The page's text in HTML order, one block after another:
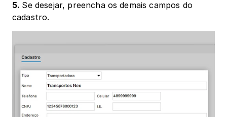
5. Se desejar, preencha os demais campos do
cadastro.